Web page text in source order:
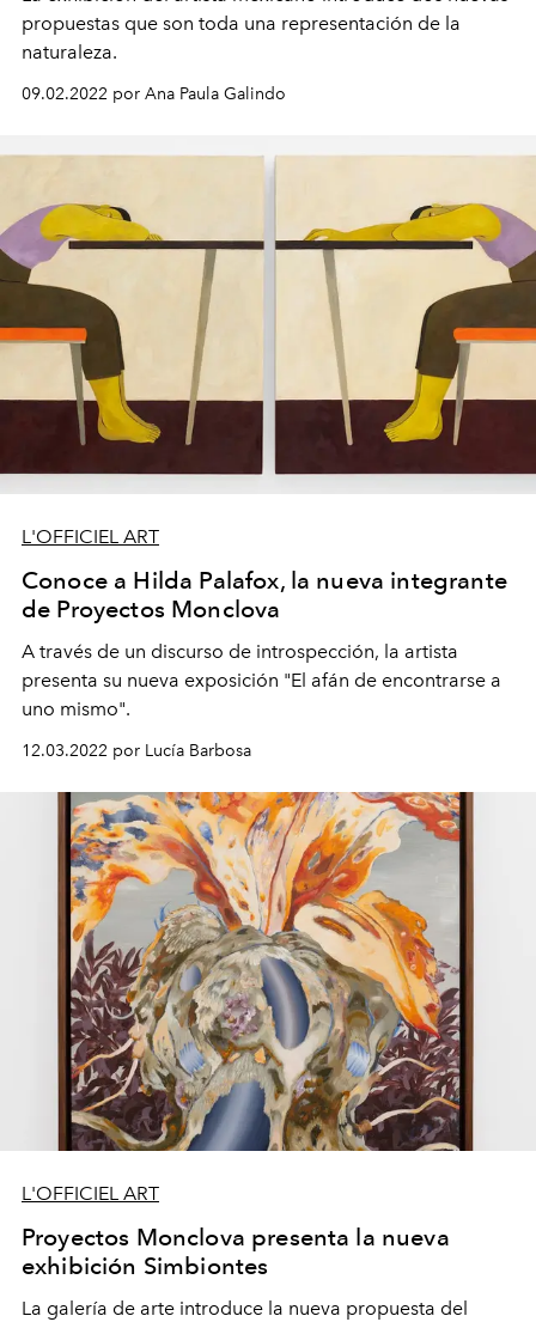
propuestas que son toda una representación de la
naturaleza.
09.02.2022 por Ana Paula Galindo
L'OFFICIEL ART
Conoce a Hilda Palafox, la nueva integrante
de Proyectos Monclova
A través de un discurso de introspección, la artista
presenta su nueva exposición "El afán de encontrarse a
uno mismo".
12.03.2022 por Lucía Barbosa
L'OFFICIEL ART
Proyectos Monclova presenta la nueva
exhibición Simbiontes
La galería de arte introduce la nueva propuesta del